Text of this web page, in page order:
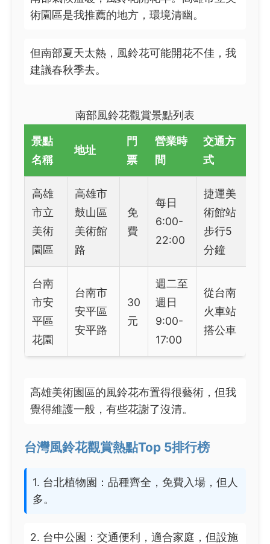
術園區是我推薦的地方，環境清幽。
但南部夏天太熱，風鈴花可能開花不佳，我
建議春秋季去。
南部風鈴花觀賞景點列表
景點
名稱
地址
門
票
營業時
間
交通方
式
高雄
市立
美術
園區
高雄市
鼓山區
美術館
路
免
費
每日
6:00-
22:00
捷運美
術館站
步行5
分鐘
台南
市安
平區
花園
台南市
安平區
安平路
30
元
週二至
週日
9:00-
17:00
從台南
火車站
搭公車
高雄美術園區的風鈴花布置得很藝術，但我
覺得維護一般，有些花謝了沒清。
台灣風鈴花觀賞熱點Top 5排行榜
1. 台北植物園：品種齊全，免費入場，但人
多。
2. 台中公園：交通便利，適合家庭，但設施